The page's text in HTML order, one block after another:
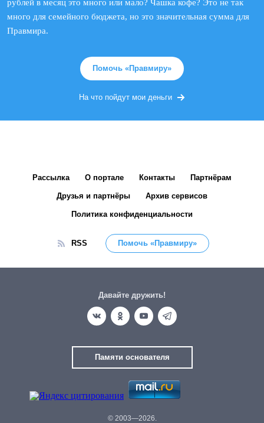
рублей в месяц это много или мало? Чашка кофе? Это не так
много для семейного бюджета, но это значительная сумма для
Правмира.
Помочь «Правмиру»
На что пойдут мои деньги
Рассылка О портале Контакты Партнёрам
Друзья и партнёры Архив сервисов
Политика конфиденциальности
RSS Помочь «Правмиру»
Давайте дружить!
Памяти основателя
© 2003—2026.